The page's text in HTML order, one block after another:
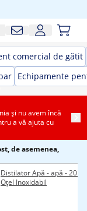
comercial de gătit
Echipamente
și nu avem încă
a vă ajuta cu
de asemenea,
Distilator Apă - apă - 20 L -
Oțel Inoxidabil